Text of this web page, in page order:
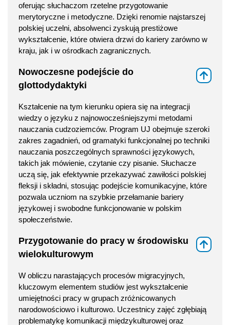
oferując słuchaczom rzetelne przygotowanie
merytoryczne i metodyczne. Dzięki renomie najstarszej
polskiej uczelni, absolwenci zyskują prestiżowe
wykształcenie, które otwiera drzwi do kariery zarówno w
kraju, jak i w ośrodkach zagranicznych.
Nowoczesne podejście do
glottodydaktyki
Kształcenie na tym kierunku opiera się na integracji
wiedzy o języku z najnowocześniejszymi metodami
nauczania cudzoziemców. Program UJ obejmuje szeroki
zakres zagadnień, od gramatyki funkcjonalnej po techniki
nauczania poszczególnych sprawności językowych,
takich jak mówienie, czytanie czy pisanie. Słuchacze
uczą się, jak efektywnie przekazywać zawiłości polskiej
fleksji i składni, stosując podejście komunikacyjne, które
pozwala uczniom na szybkie przełamanie bariery
językowej i swobodne funkcjonowanie w polskim
społeczeństwie.
Przygotowanie do pracy w środowisku
wielokulturowym
W obliczu narastających procesów migracyjnych,
kluczowym elementem studiów jest wykształcenie
umiejętności pracy w grupach zróżnicowanych
narodowościowo i kulturowo. Uczestnicy zajęć zgłębiają
problematykę komunikacji międzykulturowej oraz